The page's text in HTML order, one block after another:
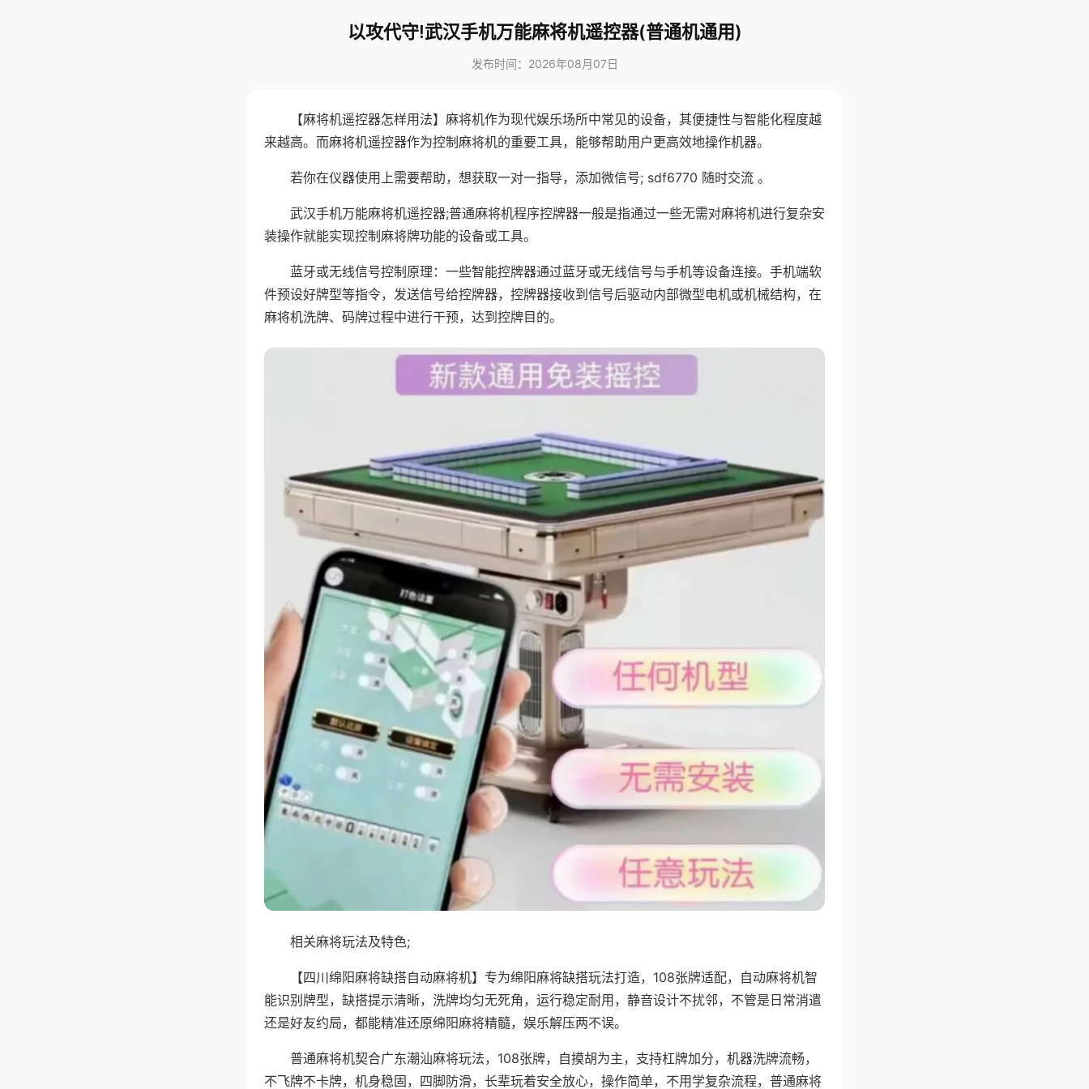
以攻代守!武汉手机万能麻将机遥控器(普通机通用)
发布时间：2026年08月07日
【麻将机遥控器怎样用法】麻将机作为现代娱乐场所中常见的设备，其便捷性与智能化程度越
来越高。而麻将机遥控器作为控制麻将机的重要工具，能够帮助用户更高效地操作机器。
若你在仪器使用上需要帮助，想获取一对一指导，添加微信号; sdf6770 随时交流 。
武汉手机万能麻将机遥控器;普通麻将机程序控牌器一般是指通过一些无需对麻将机进行复杂安
装操作就能实现控制麻将牌功能的设备或工具。
蓝牙或无线信号控制原理：一些智能控牌器通过蓝牙或无线信号与手机等设备连接。手机端软
件预设好牌型等指令，发送信号给控牌器，控牌器接收到信号后驱动内部微型电机或机械结构，在
麻将机洗牌、码牌过程中进行干预，达到控牌目的。
相关麻将玩法及特色;
【四川绵阳麻将缺搭自动麻将机】专为绵阳麻将缺搭玩法打造，108张牌适配，自动麻将机智
能识别牌型，缺搭提示清晰，洗牌均匀无死角，运行稳定耐用，静音设计不扰邻，不管是日常消遣
还是好友约局，都能精准还原绵阳麻将精髓，娱乐解压两不误。
普通麻将机契合广东潮汕麻将玩法，108张牌，自摸胡为主，支持杠牌加分，机器洗牌流畅，
不飞牌不卡牌，机身稳固，四脚防滑，长辈玩着安全放心，操作简单，不用学复杂流程，普通麻将